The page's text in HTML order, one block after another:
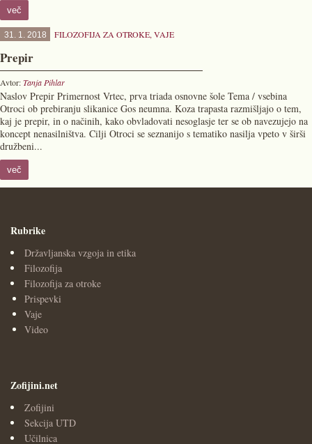
več
31. 1. 2018 FILOZOFIJA ZA OTROKE, VAJE
Prepir
Avtor:Tanja Pihlar
Naslov Prepir Primernost Vrtec, prva triada osnovne šole Tema / vsebina
Otroci ob prebiranju slikanice Gos neumna. Koza trapasta razmišljajo o tem,
kaj je prepir, in o načinih, kako obvladovati nesoglasje ter se ob navezujejo na
koncept nenasilništva. Cilji Otroci se seznanijo s tematiko nasilja vpeto v širši
družbeni...
več
Rubrike
Državljanska vzgoja in etika
Filozofija
Filozofija za otroke
Prispevki
Vaje
Video
Zofijini.net
Zofijini
Sekcija UTD
Učilnica